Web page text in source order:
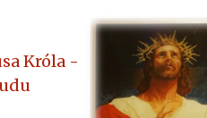
Króla -